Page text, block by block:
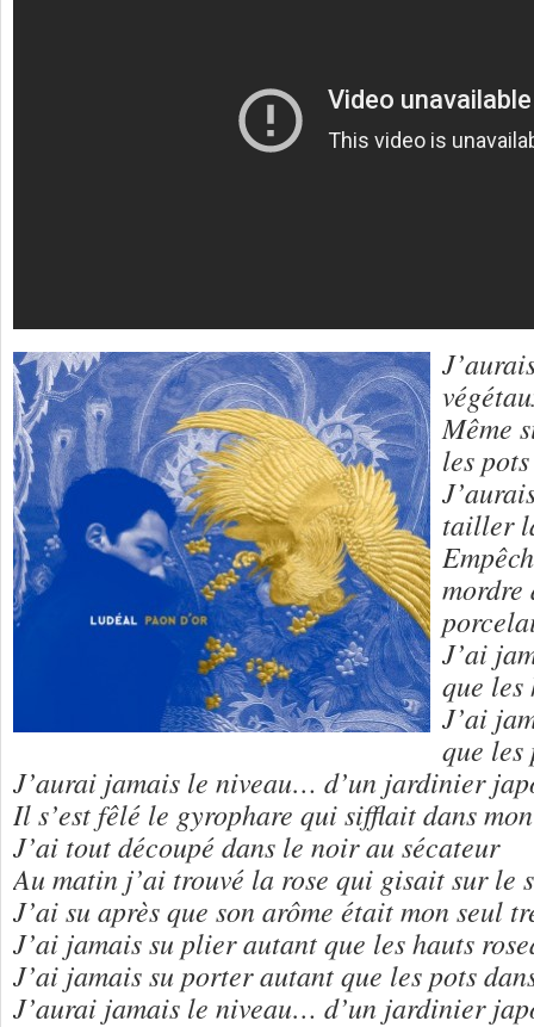
Même
les
tailler
mordre
J’ai
que les
J’ai
que les
J’aurai jamais le niveau… d’un jardinier
Il s’est fêlé le gyrophare qui sifflait dans
J’ai tout découpé dans le noir au sécateur
Au matin j’ai trouvé la rose qui gisait sur le
J’ai su après que son arôme était mon seul
J’ai jamais su plier autant que les hauts
J’ai jamais su porter autant que les pots
J’aurai jamais le niveau… d’un jardinier